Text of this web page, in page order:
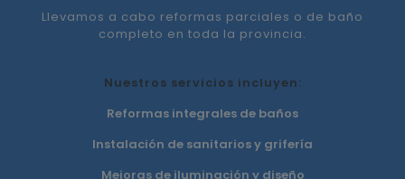
Llevamos a cabo reformas parciales o de baño
completo en toda la provincia.
Nuestros servicios incluyen:
Reformas integrales de baños
Instalación de sanitarios y grifería
Mejoras de iluminación y diseño